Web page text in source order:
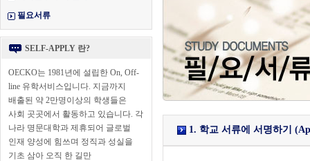
필요서류
SELF-APPLY 란?
OECKO는 1981년에 설립한 On, Off-
line 유학서비스입니다. 지금까지
배출된 약 2만명이상의 학생들은
사회 곳곳에서 활동하고 있습니다. 각
나라 명문대학과 제휴되어 글로벌
인재 양성에 힘쓰며 정직과 성실을
기초 삼아 오직 한 길만
1. 학교 서류에 서명하기